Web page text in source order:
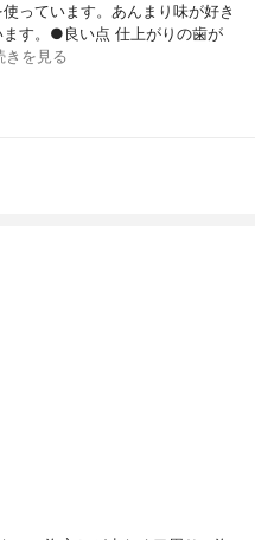
っています。あんまり味が好き
す。●良い点 仕上がりの歯が
きを見る